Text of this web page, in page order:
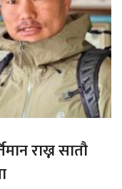
राख्न सातौ